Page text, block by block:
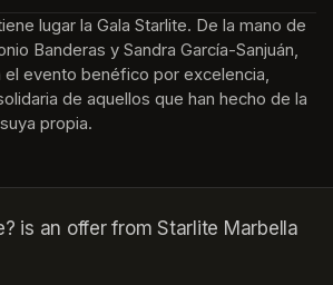
lugar la Gala Starlite. De la mano de
Banderas y Sandra García-Sanjuán,
evento benéfico por excelencia,
de aquellos que han hecho de la
propia.
is an offer from Starlite Marbella